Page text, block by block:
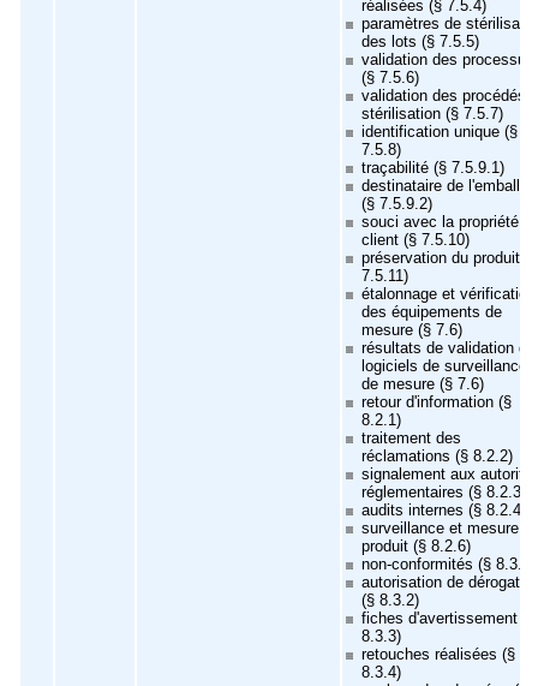
réalisées (§ 7.5.4)
paramètres de
des lots (§ 7.5.5)
validation des processus
(§ 7.5.6)
validation des procédés
stérilisation (§ 7.5.7)
identification unique (§
7.5.8)
traçabilité (§ 7.5.9.1)
destinataire de
(§ 7.5.9.2)
souci avec la propriété
client (§ 7.5.10)
préservation du produit (§
7.5.11)
étalonnage et vérification
des équipements de
mesure (§ 7.6)
résultats de validation
logiciels de surveillance
de mesure (§ 7.6)
retour d'information (§
8.2.1)
traitement des
réclamations (§ 8.2.2)
signalement aux
réglementaires (§ 8.2.3)
audits internes (§ 8.2.4)
surveillance et mesure
produit (§ 8.2.6)
non-conformités (§ 8.3.1)
autorisation de
(§ 8.3.2)
fiches d'avertissement (§
8.3.3)
retouches réalisées (§
8.3.4)